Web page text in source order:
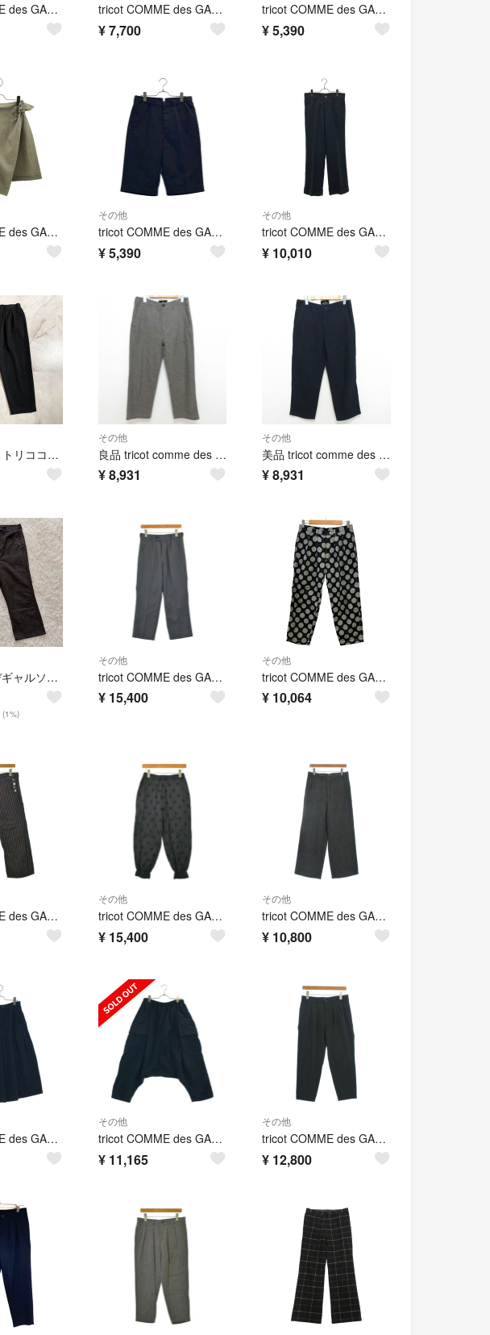
tricot COMME des GARCONS パンツ（その他） M グレー 【古着】【中古】【送料無料】 tricot COMME des GARCONS / トリココムデギャルソン | 2000AW | コットン タック チノパンツ | M | ベージュ | レディース
¥7,700
tricot COMME des GARCONS / トリココムデギャルソン | 2013SS | コットン リネン クロップドパンツ | M | ブルー | レディース
¥5,390
tricot COMME des GARCONS / トリココムデギャルソン | 1992SS | ウール アシンメトリー ショートパンツ | M | グレー | レディース
その他
tricot COMME des GARCONS / トリココムデギャルソン | シンチバック チノショートパンツ | M | ブラック | レディース
¥5,390
その他
tricot COMME des GARCONS / トリココムデギャルソン | 2003AW | キュプラ ストライプ ストレートスラックス パンツ | M | ブラック | レディース
¥ 10,010
A20069 美品 トリココムデギャルソン 2タックイージースラックス 黒S
その他
良品 tricot comme des garcons トリココムデギャルソン ウールコットン ベイカーパンツ TT-P012 サイズS グレー レディース 古着 中古 USED
¥8,931
その他
美品 tricot comme des garcons トリココムデギャルソン ウールコットン ベイカーパンツ TT-P012 サイズS ネイビー レディース 古着 中古 USED
¥8,931
トリココムデギャルソン ウールパンツ ワイドシルエット 背面ベルトデザイン M
(1%)
その他
tricot COMME des GARCONS スラックス M グレー 【古着】【中古】【送料無料】
¥ 15,400
その他
tricot COMME des GARCONS トリココムデギャルソン ポルカドット クロップド テーパードパンツ TC-P017 サイズS ネイビー グレー レディース 古着 中古 USED
¥ 10,064
tricot COMME des GARCONS パンツ（その他） M 紺 【古着】【中古】【送料無料】
その他
tricot COMME des GARCONS パンツ（その他） S 黒 【古着】【中古】【送料無料】
¥ 15,400
その他
tricot COMME des GARCONS パンツ（その他） M 黒 【古着】【中古】【送料無料】
¥ 10,800
tricot COMME des GARCONS / トリココムデギャルソン | 2009AW | ウール 2タック ワイドパンツ | S | ネイビー | レディース
その他
tricot COMME des GARCONS / トリココムデギャルソン | 2013AW | コットン 染色加工 サルエルパンツ | ブラック | レディース
¥ 11,165
その他
tricot COMME des GARCONS パンツ（その他） M 黒 【古着】【中古】【送料無料】
¥ 12,800